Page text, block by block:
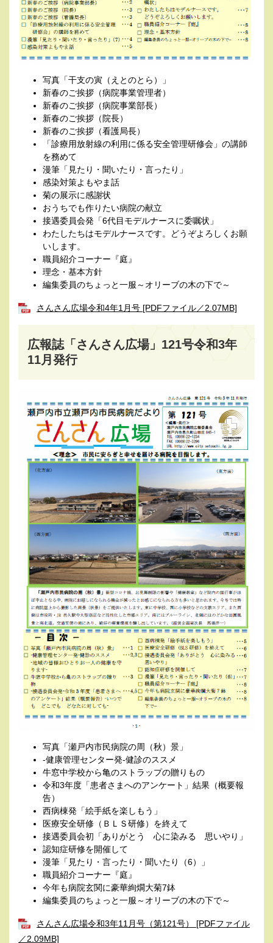
写真「干支の寅（えとのとら）」
新春のご挨拶（病院事業管理者）
新春のご挨拶（病院事業部長）
新春のご挨拶（院長）
新春のご挨拶（看護局長）
「診療用放射線の利用に係る安全管理研修会」の講師
を務めて
漫筆「見たり・聞いたり・言ったり」
感染対策よもやま話
菊の展示に感謝状
おうちでも作りたい病院の献立
接遇委員会発「6代目モデルナースに委嘱状」
わたしたちはモデルナースです。どうぞよろしくお願
いします。
職員紹介コーナー『庭』
理念・基本方針
編集委員のちょっと一服～オリーブの木の下で～
さんさん広場令和4年1月号 [PDFファイル／2.07MB]
広報誌「さんさん広場」121号令和3年
11月発行
写真「瀬戸内市民病院の周（秋）景」
-健康管理センター発-健診のススメ
牛窓中学校から亀のストラップの贈りもの
令和3年度「患者さまへのアンケート」結果（概要報
告）
西病棟発「絵手紙を楽しもう」
医療安全研修（ＢＬＳ研修）を終えて
接遇委員会初「ありがとう 心に染みる 思いやり」
認知症研修を開催して
漫筆「見たり・言ったり・聞いたり（6）」
職員紹介コーナー『庭』
今年も病院玄関に豪華絢燗大菊7鉢
編集委員のちょっと一服～オリーブの木の下で～
さんさん広場令和3年11月号（第121号） [PDFファイル
／2.09MB]